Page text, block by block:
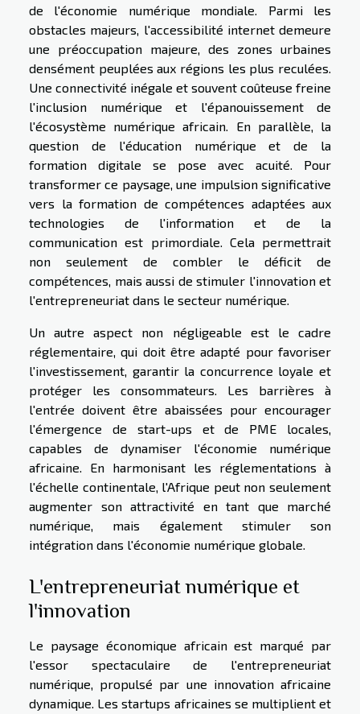
de l'économie numérique mondiale. Parmi les
obstacles majeurs, l'accessibilité internet demeure
une préoccupation majeure, des zones urbaines
densément peuplées aux régions les plus reculées.
Une connectivité inégale et souvent coûteuse freine
l'inclusion numérique et l'épanouissement de
l'écosystème numérique africain. En parallèle, la
question de l'éducation numérique et de la
formation digitale se pose avec acuité. Pour
transformer ce paysage, une impulsion significative
vers la formation de compétences adaptées aux
technologies de l'information et de la
communication est primordiale. Cela permettrait
non seulement de combler le déficit de
compétences, mais aussi de stimuler l'innovation et
l'entrepreneuriat dans le secteur numérique.
Un autre aspect non négligeable est le cadre
réglementaire, qui doit être adapté pour favoriser
l'investissement, garantir la concurrence loyale et
protéger les consommateurs. Les barrières à
l'entrée doivent être abaissées pour encourager
l'émergence de start-ups et de PME locales,
capables de dynamiser l'économie numérique
africaine. En harmonisant les réglementations à
l'échelle continentale, l'Afrique peut non seulement
augmenter son attractivité en tant que marché
numérique, mais également stimuler son
intégration dans l'économie numérique globale.
L'entrepreneuriat numérique et
l'innovation
Le paysage économique africain est marqué par
l'essor spectaculaire de l'entrepreneuriat
numérique, propulsé par une innovation africaine
dynamique. Les startups africaines se multiplient et